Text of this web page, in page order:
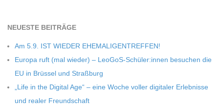
M
I
D
NEU­ESTE BEITRÄGE
Am 5.9. IST WIEDER EHEMALIGENTREFFEN!
Europa ruft (mal wie­der) – LeoGoS-Schüler:innen besu­chen die
EU in Brüs­sel und Straßburg
„Life in the Digi­tal Age“ – eine Woche vol­ler digi­ta­ler Erleb­nisse
und rea­ler Freundschaft